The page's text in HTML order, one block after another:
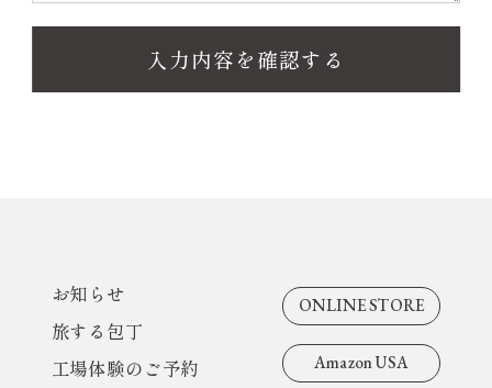
ONLINE STORE
Amazon USA
お知らせ
旅する包丁
工場体験のご予約